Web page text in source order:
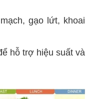
gạo lứt, khoai
hỗ trợ hiệu suất và